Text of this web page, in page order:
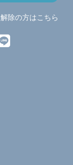
解除の方はこちら